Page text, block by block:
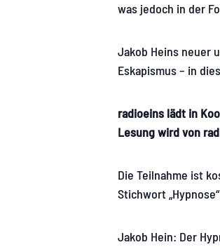
was jedoch in der
Jakob Heins neuer
Eskapismus – in
radioeins lädt in
Lesung wird von
Die Teilnahme ist
Stichwort
Jakob Hein: Der